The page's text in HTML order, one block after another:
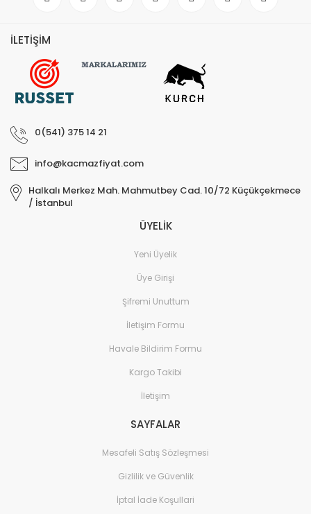
İLETİŞİM
0(541) 375 14 21
info@kacmazfiyat.com
Halkalı Merkez Mah. Mahmutbey Cad. 10/72 Küçükçekmece
/ İstanbul
ÜYELİK
Yeni Üyelik
Üye Girişi
Şifremi Unuttum
İletişim Formu
Havale Bildirim Formu
Kargo Takibi
İletişim
SAYFALAR
Mesafeli Satış Sözleşmesi
Gizlilik ve Güvenlik
İptal İade Koşullari